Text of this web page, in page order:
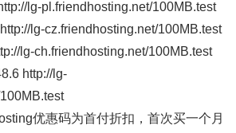
lg-pl.friendhosting.net/100MB.test
lg-cz.friendhosting.net/100MB.test
lg-ch.friendhosting.net/100MB.test
http://lg-
优惠码为首付折扣，首次买一个月